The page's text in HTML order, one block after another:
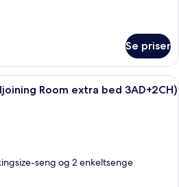
Se priser
Et hotelværelse med en stor seng,
Room extra bed 3AD+2CH)
seng og 2 enkeltsenge